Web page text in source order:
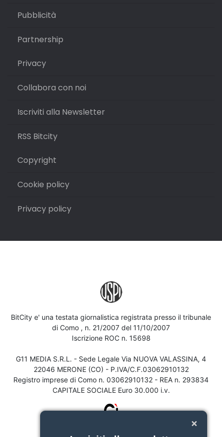
Pubblicità
Partnership
Privacy
Collabora con noi
Iscriviti alla Newsletter
RSS Bitcity
Copyright
Cookie policy
Privacy policy
BitCity e' una testata giornalistica registrata presso il tribunale
di Como , n. 21/2007 del 11/10/2007
Iscrizione ROC n. 15698
G11 MEDIA S.R.L. - Sede Legale Via NUOVA VALASSINA, 4
22046 MERONE (CO) - P.IVA/C.F.03062910132
Registro imprese di Como n. 03062910132 - REA n. 293834
CAPITALE SOCIALE Euro 30.000 i.v.